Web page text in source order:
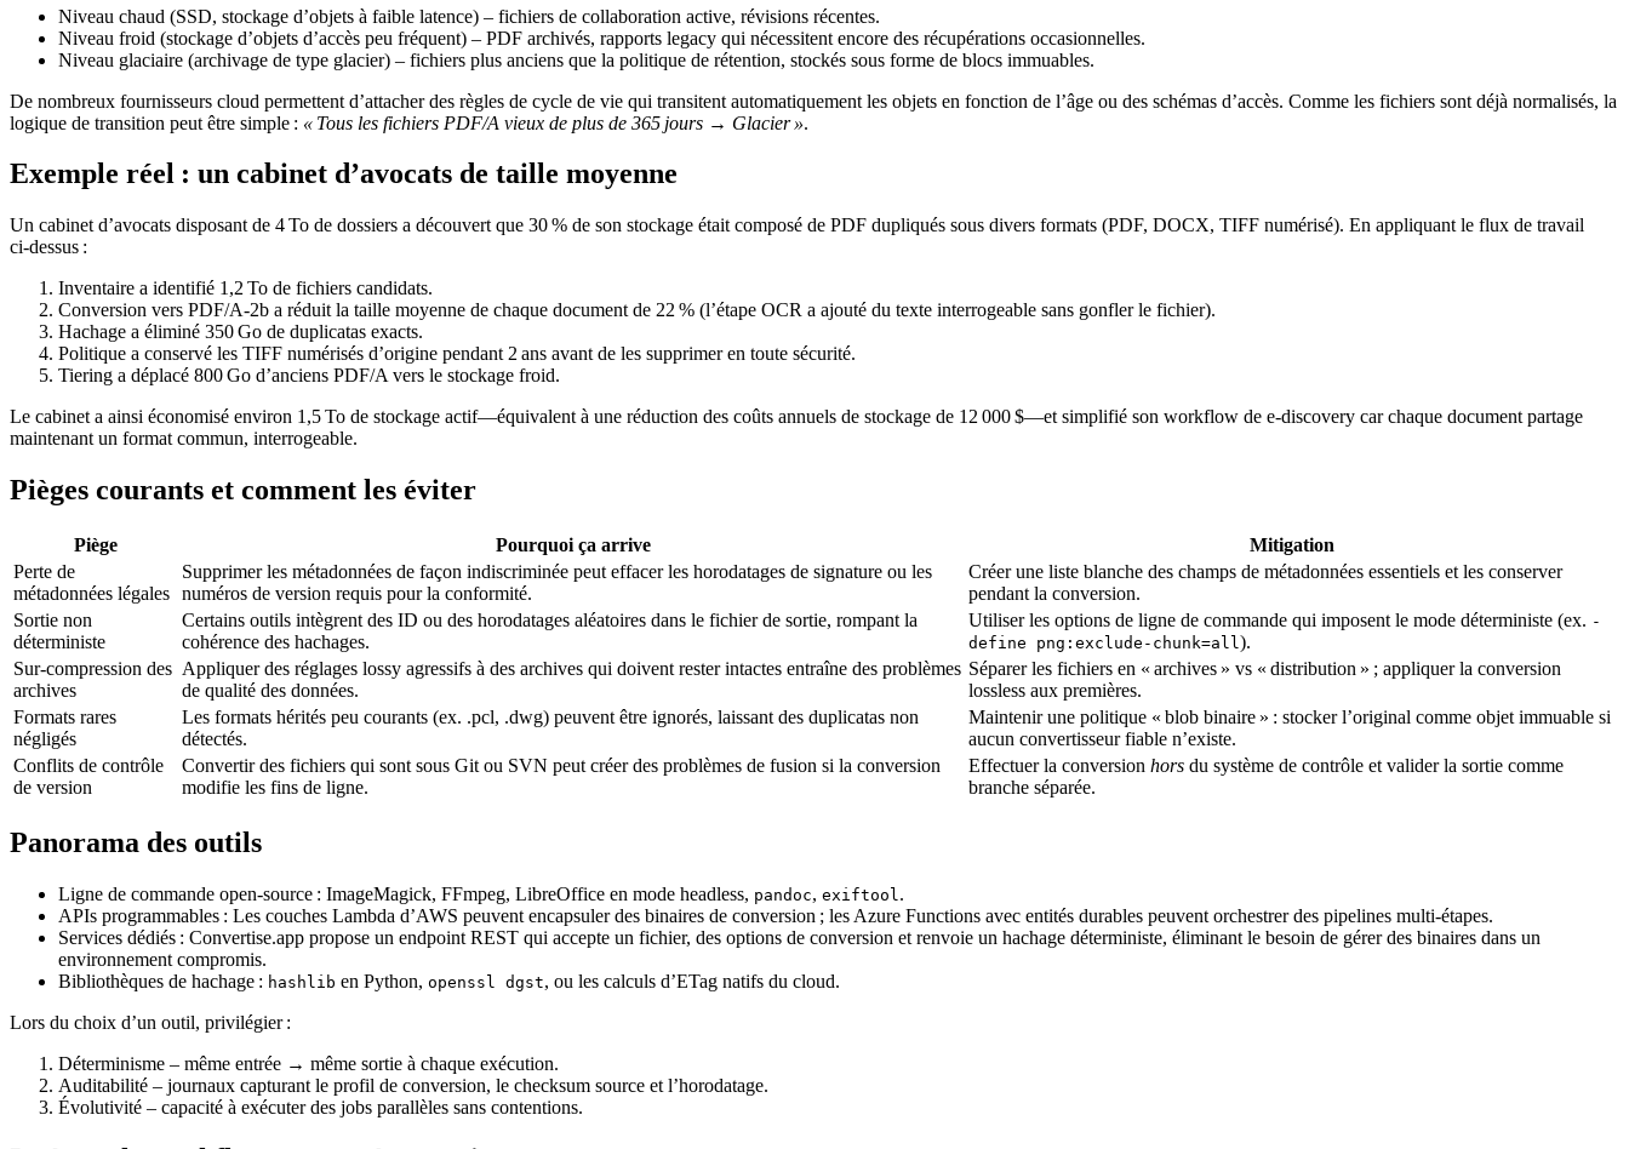
Niveau chaud (SSD, stockage d’objets à faible latence) – fichiers de collaboration active, révisions récentes.
Niveau froid (stockage d’objets d’accès peu fréquent) – PDF archivés, rapports legacy qui nécessitent encore des récupérations occasionnelles.
Niveau glaciaire (archivage de type glacier) – fichiers plus anciens que la politique de rétention, stockés sous forme de blocs immuables.
De nombreux fournisseurs cloud permettent d’attacher des règles de cycle de vie qui transitent automatiquement les objets en fonction de l’âge ou des schémas d’accès. Comme les fichiers sont déjà normalisés, la
logique de transition peut être simple : « Tous les fichiers PDF/A vieux de plus de 365 jours → Glacier ».
Exemple réel : un cabinet d’avocats de taille moyenne
Un cabinet d’avocats disposant de 4 To de dossiers a découvert que 30 % de son stockage était composé de PDF dupliqués sous divers formats (PDF, DOCX, TIFF numérisé). En appliquant le flux de travail
ci‑dessus :
Inventaire a identifié 1,2 To de fichiers candidats.
Conversion vers PDF/A‑2b a réduit la taille moyenne de chaque document de 22 % (l’étape OCR a ajouté du texte interrogeable sans gonfler le fichier).
Hachage a éliminé 350 Go de duplicatas exacts.
Politique a conservé les TIFF numérisés d’origine pendant 2 ans avant de les supprimer en toute sécurité.
Tiering a déplacé 800 Go d’anciens PDF/A vers le stockage froid.
Le cabinet a ainsi économisé environ 1,5 To de stockage actif—équivalent à une réduction des coûts annuels de stockage de 12 000 $—et simplifié son workflow de e‑discovery car chaque document partage
maintenant un format commun, interrogeable.
Pièges courants et comment les éviter
Piège Pourquoi ça arrive
Mitigation
Perte de
métadonnées légales
Supprimer les métadonnées de façon indiscriminée peut effacer les horodatages de signature ou les
numéros de version requis pour la conformité.
Créer une liste blanche des champs de métadonnées essentiels et les conserver
pendant la conversion.
Sortie non
déterministe
Certains outils intègrent des ID ou des horodatages aléatoires dans le fichier de sortie, rompant la
cohérence des hachages.
Utiliser les options de ligne de commande qui imposent le mode déterministe (ex. -
define png:exclude-chunk=all).
Sur‑compression des
archives
Appliquer des réglages lossy agressifs à des archives qui doivent rester intactes entraîne des problèmes
de qualité des données.
Séparer les fichiers en « archives » vs « distribution » ; appliquer la conversion
lossless aux premières.
Formats rares
négligés
Les formats hérités peu courants (ex. .pcl, .dwg) peuvent être ignorés, laissant des duplicatas non
détectés.
Maintenir une politique « blob binaire » : stocker l’original comme objet immuable si
aucun convertisseur fiable n’existe.
Conflits de contrôle
de version
Convertir des fichiers qui sont sous Git ou SVN peut créer des problèmes de fusion si la conversion
modifie les fins de ligne.
Effectuer la conversion hors du système de contrôle et valider la sortie comme
branche séparée.
Panorama des outils
Ligne de commande open‑source : ImageMagick, FFmpeg, LibreOffice en mode headless, pandoc, exiftool.
APIs programmables : Les couches Lambda d’AWS peuvent encapsuler des binaires de conversion ; les Azure Functions avec entités durables peuvent orchestrer des pipelines multi‑étapes.
Services dédiés : Convertise.app propose un endpoint REST qui accepte un fichier, des options de conversion et renvoie un hachage déterministe, éliminant le besoin de gérer des binaires dans un
environnement compromis.
Bibliothèques de hachage : hashlib en Python, openssl dgst, ou les calculs d’ETag natifs du cloud.
Lors du choix d’un outil, privilégier :
Déterminisme – même entrée → même sortie à chaque exécution.
Auditabilité – journaux capturant le profil de conversion, le checksum source et l’horodatage.
Évolutivité – capacité à exécuter des jobs parallèles sans contentions.